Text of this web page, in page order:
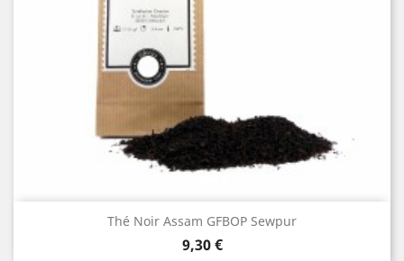
Thé Noir Assam GFBOP Sewpur
Prix
9,30 €